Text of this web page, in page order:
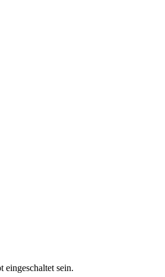
eingeschaltet sein.